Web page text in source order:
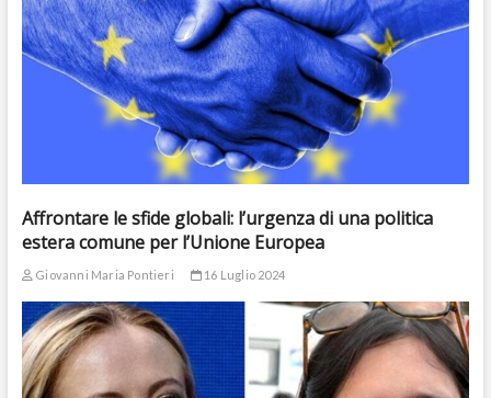
Affrontare le sfide globali: l’urgenza di una politica
estera comune per l’Unione Europea
Giovanni Maria Pontieri 16 Luglio 2024